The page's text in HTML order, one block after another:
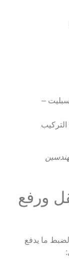
–
ورفع
ما يدفع